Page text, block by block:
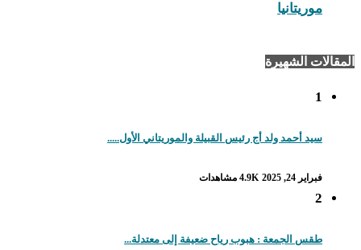
موريتانيا
المقالات الشهيرة
1
سيد أحمد ولد أج رئيس القبيلة والموريتاني الأول.....
فبراير 24, 2025 4.9K مشاهدات
2
طقس الجمعة : هبوب رياح ضعيفة إلى معتدلة...